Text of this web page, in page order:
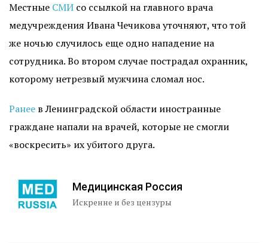
Местные СМИ со ссылкой на главного врача
медучреждения Ивана Чечикова уточняют, что той
же ночью случилось еще одно нападение на
сотрудника. Во втором случае пострадал охранник,
которому нетрезвый мужчина сломал нос.
Ранее в Ленинградской области иностранные
граждане напали на врачей, которые не смогли
«воскресить» их убитого друга.
Медицинская Россия
Искренне и без цензуры